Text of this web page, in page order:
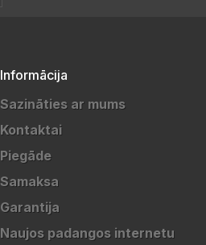
Informācija
Sazināties ar mums
Kontaktai
Piegāde
Samaksa
Garantija
Naujos padangos internetu